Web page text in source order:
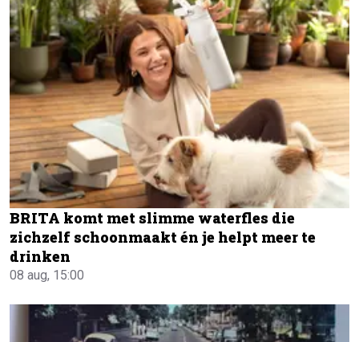
BRITA komt met slimme waterfles die
zichzelf schoonmaakt én je helpt meer te
drinken
08 aug, 15:00